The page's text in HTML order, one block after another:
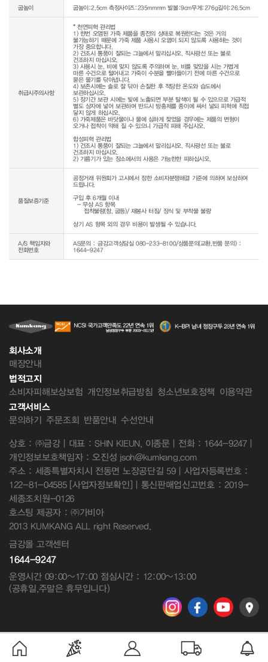
굽높이 굽높이:2.5cm 측정사이즈:235mmmm 발볼:9cm무게:276g길이:26.5cm
취급시주의사항
* 천연피혁 관리법
1) 한번 오염된 가죽 제품을 종전의 상태로 복원한다는 것은 거의
불가능하기 때문에 가죽 제품 사용시 오염이 되지 않도록 사용하는 것이
가장 중요합니다.
2) 건조시 통풍이 잘되는 그늘에서 말리십시오. 직사광선 또는 불로
건조하지 마십시오.
3) 사용시 눈, 비에 맞지 않도록 주의하며 눈, 비를 맞았을 시는 가볍게
마른 수건으로 털어내고 가죽이 수분을 빨아들이기 전에 마른 수건으로
묻은 물기를 닦아냅니다.
4) 보존시에는 솔로 잘 닦아 손질한 후 적당한 온도와 습도에서
보관하십시오.
5) 장기간 보관 시에는 빛에 노출되면 부분 탈색이 될 수 있으므로 가급적
별도 상자에 넣어 보관하며 반드시 방충제를 종이에 싸서 넣되 피혁에 직접
닿지 않게 하십시오.
6) 가죽제품은 바닷물이나 물에 심하게 젖었을 경우에는 제품의 변형이
오거나 접착이 약해 질 수 있으니 가급적 피해 주십시오.
합성피혁 관리법
1) 건조시 통풍이 잘되는 그늘에서 말리십시오. 직사광선 또는 불로
건조하지 마십시오.
품질보증기준
공정거래 위원회가 고시에서 정한 소비자분쟁해결 기준에 의하여 보상하여
드립니다.
구입 후 6개월 이내
  - 무상 AS 항목
상기 AS 항목 외의 경우 비용이 발생될 수 있습니다.
A/S 책임자와
전화번호
AS문의 : 금강고객상담실 080-233-8100/상품문의(교환,반품 문의) :
1644-9247
회사소개
매장안내
법적고지
소비자피해보상보험 개인정보취급방침 청소년보호정책 이용약관
고객서비스
문의하기 주문조회 반품안내 수선안내
상호 : ㈜금강 | 대표 : SHIN KIEUN, 이종문 | 전화 : 1644-9247 |
개인정보보호책임자 : 오진성 jsoh@kumkang.com
주소 : 세종특별자치시 전동면 노장공단길 59 | 사업자등록번호 :
122-81-04585 [사업자정보확인] | 통신판매업신고번호 : 2019-
세종조치원-0126
호스팅 제공자 : ㈜가비아
2013 KUMKANG ALL right Reserved.
금강몰 고객센터
1644-9247
운영시간 09:00~17:00 점심시간 : 12:00~13:00
(공휴일,주말은 휴무입니다)